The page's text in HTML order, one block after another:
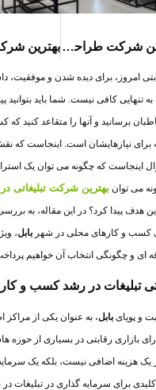
بهترین شرکت طراحی سایت در مازندران
امروز، برای دیده شدن و موفقیت،
تنهایی کافی نیست. شما باید بتوانید
برسانید و آنها را متقاعد کنید
برای نیازهایشان است. اینجاست که
اینجاست که چگونه می توان یک
می توان بهترین شرکت تبلیغاتی در
هدف پیدا کرد؟ در این مقاله، به
کسب و کارهای محلی در شهر بابل،
ای و چگونگی انتخاب آن خواهیم
تبلیغات در رشد کسب و
و پویای بابل، به عنوان یکی از مراکز
بازاری رقابتی در بسیاری از حوزه
یک هزینه اضافی نیست، بلکه یک
برای سرمایه گذاری در تبلیغات در